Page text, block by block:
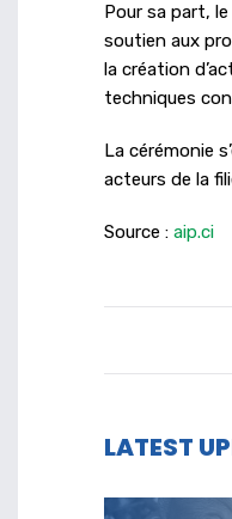
Pour sa part,
soutien aux
la création
techniques
La cérémonie
acteurs de la
Source : aip.ci
LATEST